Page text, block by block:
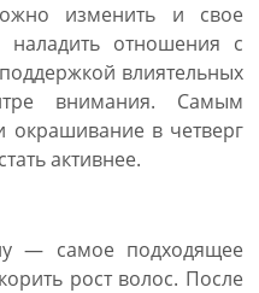
изменить и свое
наладить отношения с
влиятельных
внимания. Самым
окрашивание в четверг
активнее.
— самое подходящее
рост волос. После